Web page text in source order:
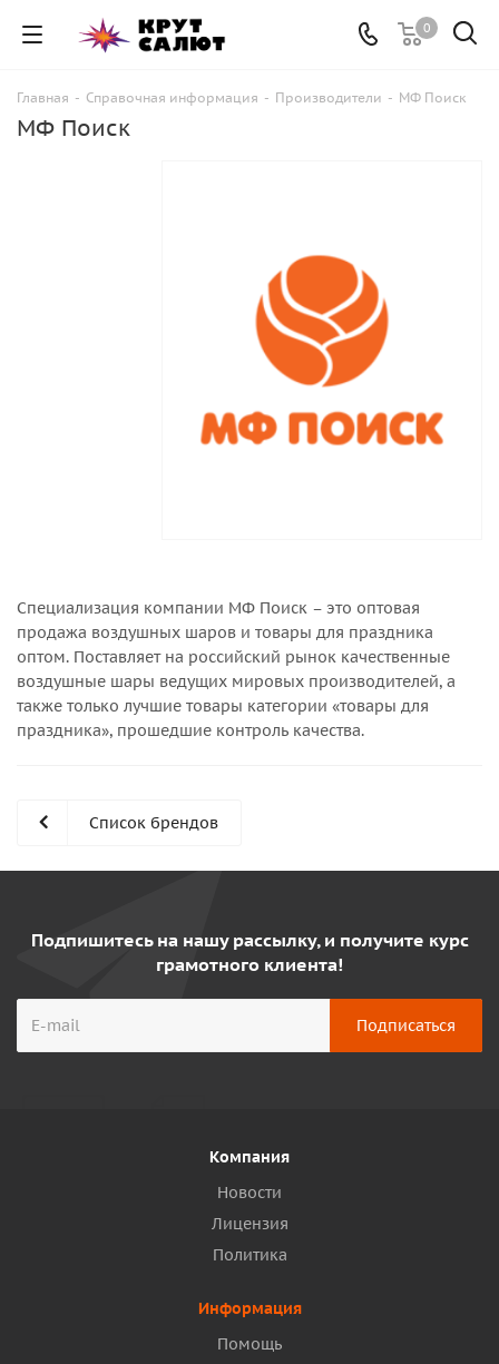
0
Главная - Справочная информация - Производители - МФ Поиск
МФ Поиск
Специализация компании МФ Поиск – это оптовая
продажа воздушных шаров и товары для праздника
оптом. Поставляет на российский рынок качественные
воздушные шары ведущих мировых производителей, а
также только лучшие товары категории «товары для
праздника», прошедшие контроль качества.
Список брендов
Подпишитесь на нашу рассылку, и получите курс
грамотного клиента!
Компания
Новости
Лицензия
Политика
Информация
Помощь